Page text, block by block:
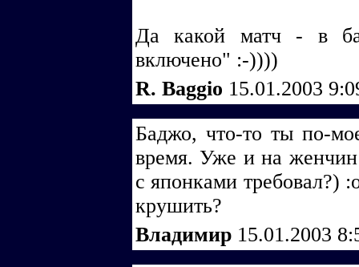
Да какой матч - в
включено" :-))))
R. Baggio 15.01.2003
Баджо, что-то ты по-
время. Уже и на
с японками требовал?)
крушить?
Владимир 15.01.2003